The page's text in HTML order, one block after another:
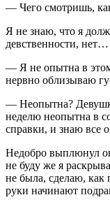
— Чего смотришь,
Я не знаю, что я
девственности,
— Я не опытна в
нервно облизываю
— Неопытна?
неделю неопытна в
справки, и знаю все
Недобро выплюнул
не буду же я
не была, сделаю,
руки начинают